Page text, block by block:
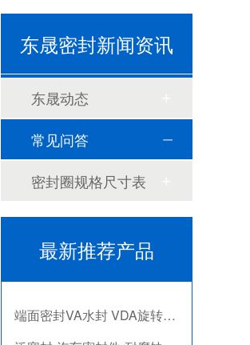
东晟密封新闻资讯
东晟动态
常见问答
密封圈规格尺寸表
最新推荐产品
泛塞封-汽车密封件-耐腐蚀密封圈
组合双唇骨架油封密封圈
耐高温耐腐蚀搅拌机PTFE膜片螺帽厂家
气动隔膜泵膜片